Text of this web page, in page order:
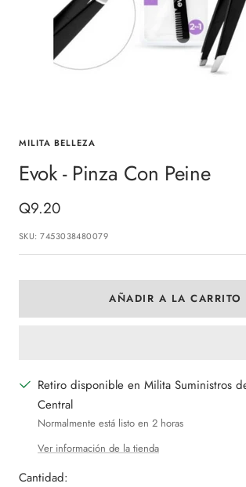
MILITA BELLEZA
Evok - Pinza Con Peine
Precio
de
venta
Q9.20
SKU:7453038480079
AÑADIR A LA CARRITO
Retiro disponible en Milita Suministros
Central
Normalmente está listo en 2 horas
Ver información de la tienda
Cantidad: